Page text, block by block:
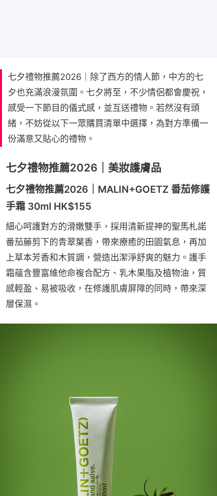
七夕禮物推薦2026｜除了西方的情人節，中方的七
夕也充滿浪漫氛圍。七夕將至，不少情侶都會慶祝，
感受一下節目的儀式感，並互送禮物。若然沒有頭
緒，不妨從以下一眾購買清單中選擇，為對方準備一
份滿意又貼心的禮物。
七夕禮物推薦2026｜美妝護膚品
七夕禮物推薦2026｜MALIN+GOETZ 番茄修護
手霜 30ml HK$155
細心呵護對方的滑嫩雙手，採用清新提神的聖馬札諾
番茄藤剪下的青翠葉香，帶來療癒的田園氣息，再加
上草本芳香和木質調，營造出潔淨舒爽的魅力。護手
霜蘊含豐富維他命複合配方、乳木果脂及植物油，質
感輕盈、易被吸收，在修護肌膚屏障的同時，帶來深
層保濕。